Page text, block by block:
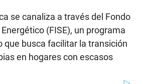
se canaliza a través del Fondo
(FISE), un programa
que busca facilitar la transición
en hogares con escasos